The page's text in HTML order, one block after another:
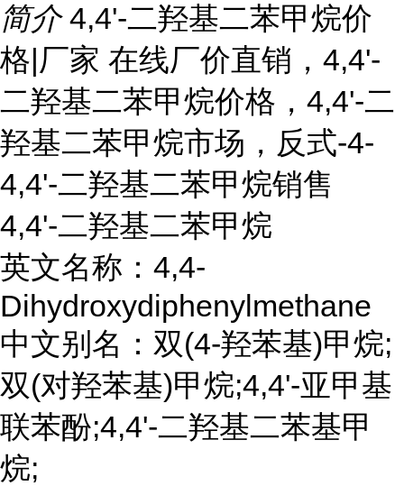
简介 4,4'-二羟基二苯甲烷价
格|厂家 在线厂价直销，4,4'-
二羟基二苯甲烷价格，4,4'-二
羟基二苯甲烷市场，反式-4-
4,4'-二羟基二苯甲烷销售
4,4'-二羟基二苯甲烷
英文名称：4,4-
Dihydroxydiphenylmethane
中文别名：双(4-羟苯基)甲烷;
双(对羟苯基)甲烷;4,4'-亚甲基
联苯酚;4,4'-二羟基二苯基甲
烷;